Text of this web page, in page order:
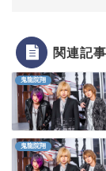
関連記事
鬼龍院翔
鬼龍院翔